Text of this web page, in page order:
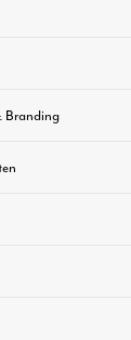
Branding